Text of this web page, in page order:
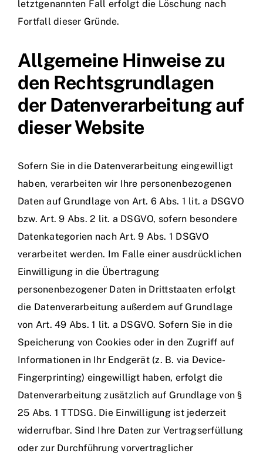
letztgenannten Fall erfolgt die Löschung nach
Fortfall dieser Gründe.
Allgemeine Hinweise zu
den Rechtsgrundlagen
der Datenverarbeitung auf
dieser Website
Sofern Sie in die Datenverarbeitung eingewilligt
haben, verarbeiten wir Ihre personenbezogenen
Daten auf Grundlage von Art. 6 Abs. 1 lit. a DSGVO
bzw. Art. 9 Abs. 2 lit. a DSGVO, sofern besondere
Datenkategorien nach Art. 9 Abs. 1 DSGVO
verarbeitet werden. Im Falle einer ausdrücklichen
Einwilligung in die Übertragung
personenbezogener Daten in Drittstaaten erfolgt
die Datenverarbeitung außerdem auf Grundlage
von Art. 49 Abs. 1 lit. a DSGVO. Sofern Sie in die
Speicherung von Cookies oder in den Zugriff auf
Informationen in Ihr Endgerät (z. B. via Device-
Fingerprinting) eingewilligt haben, erfolgt die
Datenverarbeitung zusätzlich auf Grundlage von §
25 Abs. 1 TTDSG. Die Einwilligung ist jederzeit
widerrufbar. Sind Ihre Daten zur Vertragserfüllung
oder zur Durchführung vorvertraglicher